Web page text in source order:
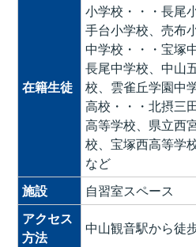
在籍生徒
小学校・・・長尾
手台小学校、売布
中学校・・・宝塚
長尾中学校、中山
校、雲雀丘学園中
高校・・・北摂三
高等学校、県立西
校、宝塚西高等学
など
施設
自習室スペース
アクセス
方法
中山観音駅から徒